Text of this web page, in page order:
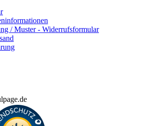
/ Muster - Widerrufsformular